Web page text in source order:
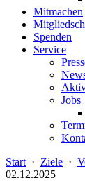
Mitmachen
Spenden
Service
Jobs
Start · Ziele ·
02.12.2025